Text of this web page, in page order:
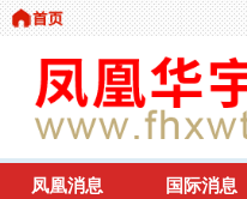
凤凰消息 国际消息